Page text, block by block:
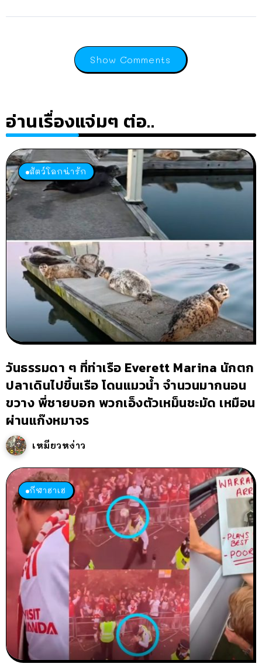
Show Comments
อ่านเรื่องแจ่มๆ ต่อ..
สัตว์โลกน่ารัก
วันธรรมดา ๆ ที่ท่าเรือ Everett Marina นักตก
ปลาเดินไปขึ้นเรือ โดนแมวน้ำ จำนวนมากนอน
ขวาง พี่ชายบอก พวกเอ็งตัวเหม็นชะมัด เหมือน
ผ่านแก๊งหมาจร
เหมียวหง่าว
กีฬาฮาเฮ